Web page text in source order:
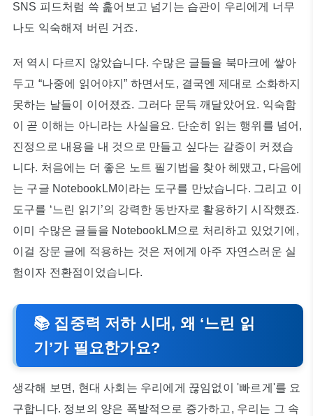
SNS 피드처럼 쓱 훑어보고 넘기는 습관이 우리에게 너무
나도 익숙해져 버린 거죠.
저 역시 다르지 않았습니다. 수많은 글들을 북마크에 쌓아
두고 “나중에 읽어야지” 하면서도, 결국엔 제대로 소화하지
못하는 날들이 이어졌죠. 그러다 문득 깨달았어요. 익숙함
이 곧 이해는 아니라는 사실을요. 단순히 읽는 행위를 넘어,
진정으로 내용을 내 것으로 만들고 싶다는 갈증이 커졌습
니다. 처음에는 더 좋은 노트 필기법을 찾아 헤맸고, 다음에
는 구글 NotebookLM이라는 도구를 만났습니다. 그리고 이
도구를 ‘느린 읽기’의 강력한 동반자로 활용하기 시작했죠.
이미 수많은 글들을 NotebookLM으로 처리하고 있었기에,
이걸 장문 글에 적용하는 것은 저에게 아주 자연스러운 실
험이자 전환점이었습니다.
📚 집중력 저하 시대, 왜 ‘느린 읽
기’가 필요한가요?
생각해 보면, 현대 사회는 우리에게 끊임없이 '빠르게'를 요
구합니다. 정보의 양은 폭발적으로 증가하고, 우리는 그 속